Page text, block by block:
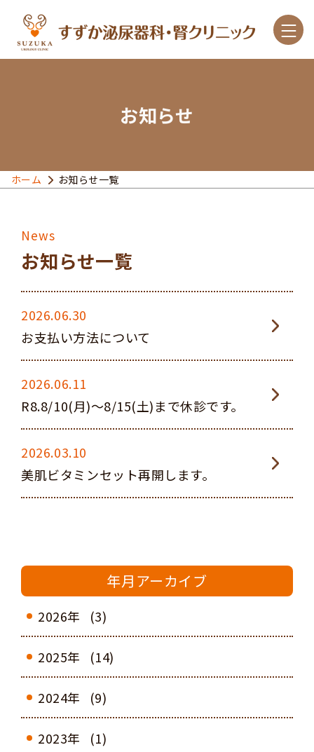
診療案内
お知らせ
ホーム お知らせ一覧
お知らせ一覧
2026.06.30
お支払い方法について
2026.06.11
R8.8/10(月)～8/15(土)まで休診です。
2026.03.10
美肌ビタミンセット再開します。
年月アーカイブ
2026年 (3)
2025年 (14)
2024年 (9)
2023年 (1)